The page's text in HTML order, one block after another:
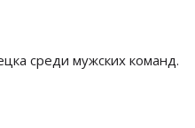
среди мужских команд.